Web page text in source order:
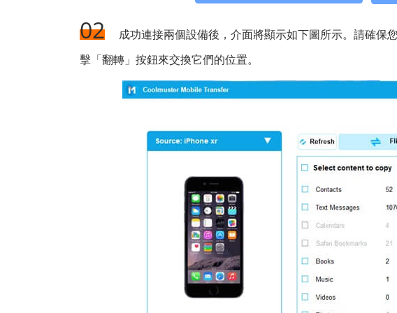
02
成功連接兩個設備後，介面將顯示如下圖所示。請確
擊「翻轉」按鈕來交換它們的位置。